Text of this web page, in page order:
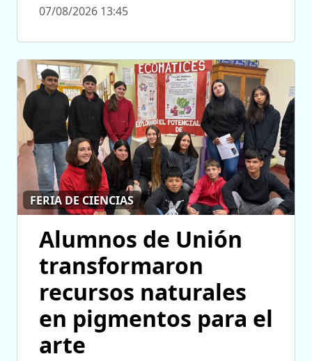
07/08/2026 13:45
FERIA DE CIENCIAS
Alumnos de Unión
transformaron
recursos naturales
en pigmentos para el
arte